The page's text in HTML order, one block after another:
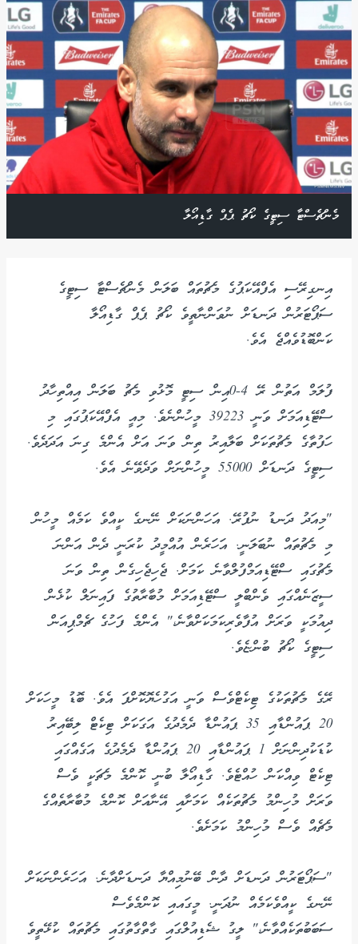
މެންޗެސްޓާ ސިޓީގެ ކޯޗު ޕެޕް ގާޑިއޯލާ
އިނގިރޭސި އެފްއޭކަޕުގެ މެޗުތައް ބަލަން މެންޗެސްޓާ ސިޓީގެ
ސަޕޯޓަރުން ދަނޑަށް ނުވަންނާތީވެ ކޯޗު ޕެޕް ގާޑިއޯލާ
ކަންބޮޑުވެއްޖެ އެވެ.
ފުލަމް އަތުން ރޭ 4-0އިން ސިޓީ މޮޅުވި މެޗު ބަލަން އިއްތިހާދު
ސްޓޭޑިއަމަށް ވަނީ 39223 މީހުންނެވެ. މިއީ އެފްއޭކަޕުގައި މި
ހަފުތާގެ މެޗުތަކަށް ބަލާއިރު ތިން ވަނަ އަށް އެންމެ ގިނަ އަދަދެވެ.
ސިޓީގެ ދަނޑަށް 55000 މީހުންނަށް ވަދެވޭނެ އެވެ.
"މިއަދު ދަނޑު ނުފުރޭ. އަހަންނަކަށް ނޭނގެ ކީއްވެ ކަމެއް މީހުން
މި މެޗުތައް ނުބަލަނީ. އަހަރެން އުއްމީދު ކުރަނީ ދެން އަންނަ
މެޗުގައި ސްޓޭޑިއަމްފުލްވާނެ ކަމަށް. ޖެހިޖެހިގެން ތިން ވަނަ
ސީޒަނެއްގައި ވެންބްލީ ސްޓޭޑިއަމަށް މުބާރާތުގެ ފައިނަލް ކުޅެން
ދިއުމަކީ ވަރަށް އުފާވެރިކަމަކަށްވާނެ،" އެންމެ ފަހުގެ ޗެމްޕިއަން
ސިޓީގެ ކޯޗު ބުންޏެވެ.
ރޭގެ މެޗުތަކުގެ ޓިކެޓްވެސް ވަނީ އަގުހެޔޮކޮށްފަ އެވެ. ބޮޑު މީހަކަށް
20 ޕައުންޑާއި 35 ޕައުންޑާ ދެމެދުގެ އަގަކަށް ޓިކެޓް ލިބޭއިރު
ކުޑަކުދިންނަށް 1 ޕައުންޑާއި 20 ޕައުންޑާ ދެމެދުގެ އަގެއްގައި
ޓިކެޓް ވިއްކަން ހުއްޓެވެ. ގާޑިއޯލާ ބުނީ ކޮންމެ މެޗަކީ ވެސް
ވަރަށް މުހިންމު މެޗުތަކެއް ކަމަށާއި އޭނާއަށް ކޮންމެ މުބާރާތެއްގެ
މެޗެއް ވެސް މުހިންމު ކަމަށެވެ.
"ސަޕޯޓަރުން ދަނޑަށް ދާން ބޭނުމިއްޔާ ދަނޑަށްދާނެ. އަހަރެންނަކަށް
ނޭނގެ ކީއްވެކަމެއް ނުދަނީ. މީގައއި ކޮންމެވެސް
ސަބަބުތަކެއްވާނެ،" ލީގު ޝެޑިއުލްގައި ގާތްގާތުގައި މެޗުތައް ކުޅޭތީވެ